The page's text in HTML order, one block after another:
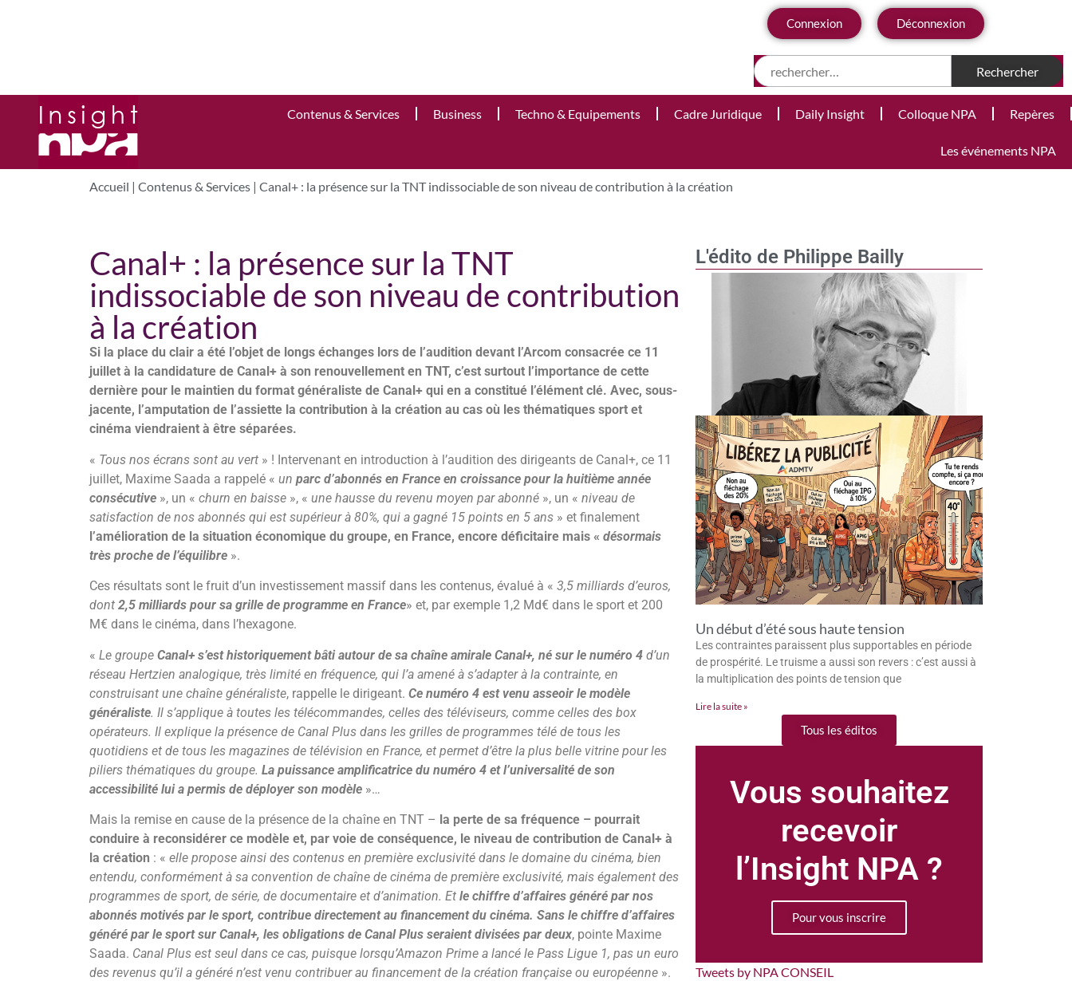
Connexion Déconnexion
Contenus & Services Business Techno & Equipements Cadre Juridique Daily Insight Colloque NPA Repères
Les événements NPA
Accueil | Contenus & Services | Canal+ : la présence sur la TNT indissociable de son niveau de contribution à la création
L'édito de Philippe Bailly
Un début d’été sous haute tension
Les contraintes paraissent plus supportables en période
de prospérité. Le truisme a aussi son revers : c’est aussi à
la multiplication des points de tension que
Lire la suite »
Tous les éditos
Vous souhaitez
recevoir
l’Insight NPA ?
Pour vous inscrire
Tweets by NPA CONSEIL
Canal+ : la présence sur la TNT
indissociable de son niveau de contribution
à la création
Si la place du clair a été l’objet de longs échanges lors de l’audition devant l’Arcom consacrée ce 11
juillet à la candidature de Canal+ à son renouvellement en TNT, c’est surtout l’importance de cette
dernière pour le maintien du format généraliste de Canal+ qui en a constitué l’élément clé. Avec, sous-
jacente, l’amputation de l’assiette la contribution à la création au cas où les thématiques sport et
cinéma viendraient à être séparées.
« Tous nos écrans sont au vert » ! Intervenant en introduction à l’audition des dirigeants de Canal+, ce 11
juillet, Maxime Saada a rappelé «unparc d’abonnés en France en croissance pour la huitième année
consécutive », un «churn en baisse », «une hausse du revenu moyen par abonné », un «niveau de
satisfaction de nos abonnés qui est supérieur à 80%, qui a gagné 15 points en 5 ans » et finalement
l’amélioration de la situation économique du groupe, en France, encore déficitaire mais «désormais
très proche de l’équilibre ».
Ces résultats sont le fruit d’un investissement massif dans les contenus, évalué à «3,5 milliards d’euros,
dont2,5 milliards pour sa grille de programme en France» et, par exemple 1,2 Md€ dans le sport et 200
M€ dans le cinéma, dans l’hexagone.
«Le groupeCanal+ s’est historiquement bâti autour de sa chaîne amirale Canal+, né sur le numéro 4 d’un
réseau Hertzien analogique, très limité en fréquence, qui l’a amené à s’adapter à la contrainte, en
construisant une chaîne généraliste, rappelle le dirigeant.Ce numéro 4 est venu asseoir le modèle
généraliste. Il s’applique à toutes les télécommandes, celles des téléviseurs, comme celles des box
opérateurs. Il explique la présence de Canal Plus dans les grilles de programmes télé de tous les
quotidiens et de tous les magazines de télévision en France, et permet d’être la plus belle vitrine pour les
piliers thématiques du groupe.La puissance amplificatrice du numéro 4 et l’universalité de son
accessibilité lui a permis de déployer son modèle »…
Mais la remise en cause de la présence de la chaîne en TNT – la perte de sa fréquence – pourrait
conduire à reconsidérer ce modèle et, par voie de conséquence, le niveau de contribution de Canal+ à
la création : «elle propose ainsi des contenus en première exclusivité dans le domaine du cinéma, bien
entendu, conformément à sa convention de chaîne de cinéma de première exclusivité, mais également des
programmes de sport, de série, de documentaire et d’animation. Etle chiffre d’affaires généré par nos
abonnés motivés par le sport, contribue directement au financement du cinéma. Sans le chiffre d’affaires
généré par le sport sur Canal+, les obligations de Canal Plus seraient divisées par deux, pointe Maxime
Saada. Canal Plus est seul dans ce cas, puisque lorsqu’Amazon Prime a lancé le Pass Ligue 1, pas un euro
des revenus qu’il a généré n’est venu contribuer au financement de la création française ou européenne ».